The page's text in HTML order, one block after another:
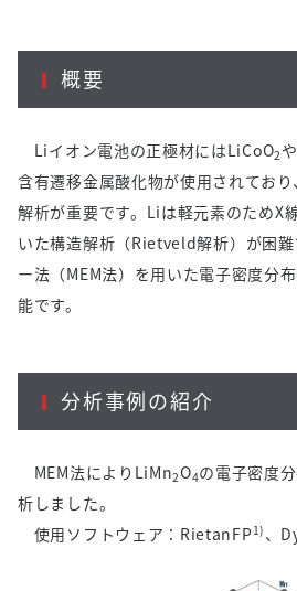
概要
Liイオン電池の正極材にはLiCoO2
含有遷移金属酸化物が使用されてお
解析が重要です。Liは軽元素のためX
いた構造解析（Rietveld解析）が困
ー法（MEM法）を用いた電子密度分
能です。
分析事例の紹介
MEM法によりLiMn2O4の電子密度
析しました。
使用ソフトウェア：RietanFP1) 、